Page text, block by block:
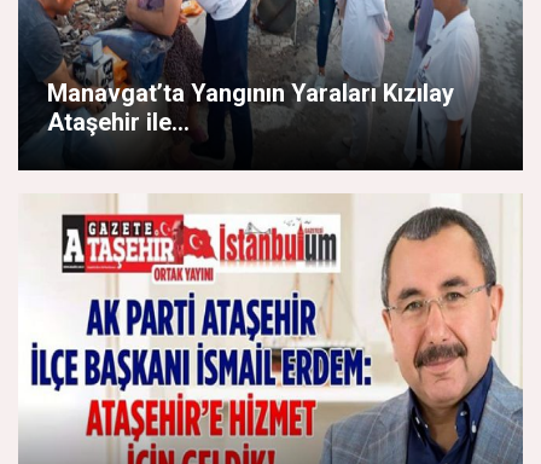
Manavgat’ta Yangının Yaraları Kızılay
Ataşehir ile...